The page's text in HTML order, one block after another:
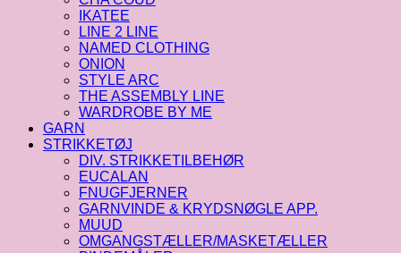
IKATEE
LINE 2 LINE
NAMED CLOTHING
ONION
STYLE ARC
THE ASSEMBLY LINE
WARDROBE BY ME
GARN
STRIKKETØJ
DIV. STRIKKETILBEHØR
EUCALAN
FNUGFJERNER
GARNVINDE & KRYDSNØGLE APP.
MUUD
OMGANGSTÆLLER/MASKETÆLLER